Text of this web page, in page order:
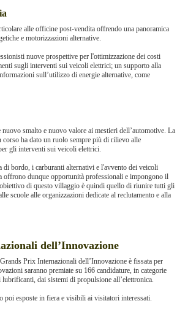
alle officine post-vendita offrendo una panoramica
e motorizzazioni alternative.
nuove prospettive per l'ottimizzazione dei costi
sugli interventi sui veicoli elettrici; un supporto alla
sull’utilizzo di energie alternative, come
smalto e nuovo valore ai mestieri dell’automotive. La
corso ha dato un ruolo sempre più di rilievo alle
gli interventi sui veicoli elettrici.
di bordo, i carburanti alternativi e l'avvento dei veicoli
offrono dunque opportunità professionali e impongono il
di questo villaggio è quindi quello di riunire tutti gli
scuole alle organizzazioni dedicate al reclutamento e alla
dell’Innovazione
Prix Internazionali dell’Innovazione è fissata per
saranno premiate su 166 candidature, in categorie
lubrificanti, dai sistemi di propulsione all’elettronica.
poi esposte in fiera e visibili ai visitatori interessati.